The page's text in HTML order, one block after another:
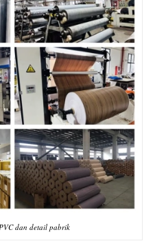
dan detail pabrik